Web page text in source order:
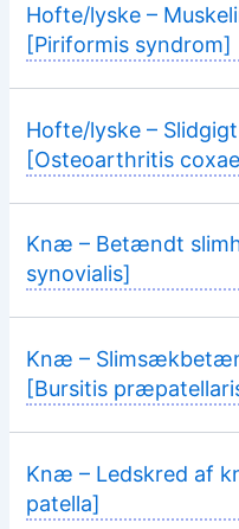
Hofte/lyske –
[Piriformis syndrom]
Hofte/lyske –
[Osteoarthritis
Knæ – Betændt
synovialis]
Knæ –
[Bursitis
Knæ – Ledskred af
patella]